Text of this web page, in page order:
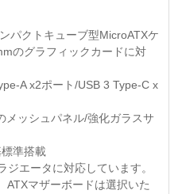
パクトキューブ型MicroATXケ
のグラフィックカードに対
A x2ポート/USB 3 Type-C x
メッシュパネル/強化ガラスサ
準搭載
ジエータに対応しています。
マザーボードは選択いた